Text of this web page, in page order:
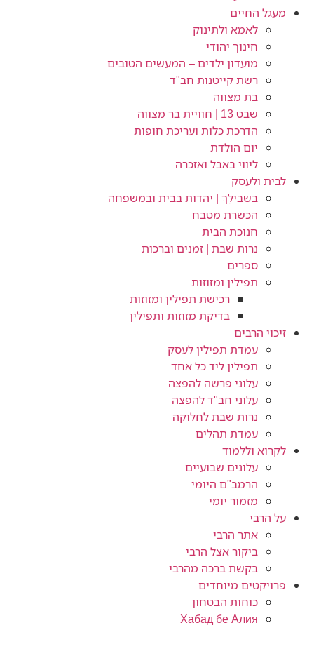
מעגל החיים
לאמא ולתינוק
חינוך יהודי
מועדון ילדים – המעשים הטובים
רשת קייטנות חב"ד
בת מצווה
שבט 13 | חוויית בר מצווה
הדרכת כלות ועריכת חופות​
יום הולדת
ליווי באבל ואזכרה
לבית ולעסק
בשבילֵךְ | יהדות בבית ובמשפחה
הכשרת מטבח
חנוכת הבית
נרות שבת | זמנים וברכות
ספרים
תפילין ומזוזות
רכישת תפילין ומזוזות
בדיקת מזוזות ותפילין
זיכוי הרבים
עמדת תפילין לעסק
תפילין ליד כל אחד
עלוני פרשה להפצה
עלוני חב"ד להפצה
נרות שבת לחלוקה
עמדת תהלים
לקרוא וללמוד
עלונים שבועיים
הרמב"ם היומי
מזמור יומי
על הרבי
אתר הרבי
ביקור אצל הרבי
בקשת ברכה מהרבי
פרויקטים מיוחדים
כוחות הבטחון
Хабад бе Алия